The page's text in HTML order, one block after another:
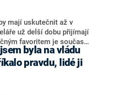
Hraba to na dotaz
klubu senátorů ODS
počítá s odchodem
a že Naše Česko není
mají uskutečnit až v
už delší dobu přijímají
favoritem je současná
za ním pak bookmakeři
ANO, tedy premiéra
Karla Havlíčka.
sázkařů je poslanec za
Jan Kubáček nicméně
byla na vládu
pravdu, lidé ji